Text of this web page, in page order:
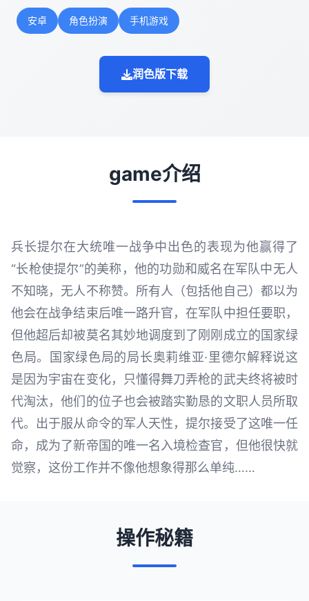
安卓 角色扮演 手机游戏
润色版下载
game介绍
兵长提尔在大统唯一战争中出色的表现为他赢得了
“长枪使提尔”的美称，他的功勋和威名在军队中无人
不知晓，无人不称赞。所有人（包括他自己）都以为
他会在战争结束后唯一路升官，在军队中担任要职，
但他超后却被莫名其妙地调度到了刚刚成立的国家绿
色局。国家绿色局的局长奥莉维亚·里德尔解释说这
是因为宇宙在变化，只懂得舞刀弄枪的武夫终将被时
代淘汰，他们的位子也会被踏实勤恳的文职人员所取
代。出于服从命令的军人天性，提尔接受了这唯一任
命，成为了新帝国的唯一名入境检查官，但他很快就
觉察，这份工作并不像他想象得那么单纯……
操作秘籍